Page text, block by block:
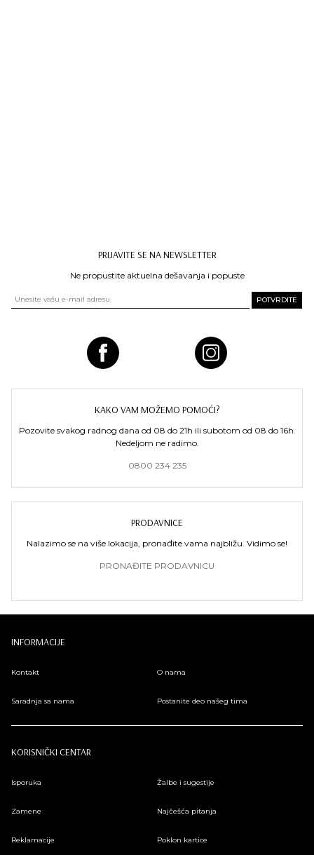
PRIJAVITE SE NA NEWSLETTER
Ne propustite aktuelna dešavanja i popuste
KAKO VAM MOŽEMO POMOĆI?
Pozovite svakog radnog dana od 08 do 21h ili subotom od 08 do 16h.
Nedeljom ne radimo.
0800 234 235
PRODAVNICE
Nalazimo se na više lokacija, pronađite vama najbližu. Vidimo se!
PRONAĐITE PRODAVNICU
INFORMACIJE
Kontakt O nama
Saradnja sa nama Postanite deo našeg tima
KORISNIČKI CENTAR
Isporuka Žalbe i sugestije
Zamene Najčešća pitanja
Reklamacije Poklon kartice